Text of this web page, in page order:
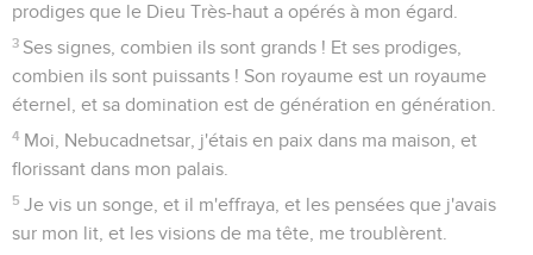
prodiges que le Dieu Très-haut a opérés à mon égard.
3 Ses signes, combien ils sont grands ! Et ses prodiges,
combien ils sont puissants ! Son royaume est un royaume
éternel, et sa domination est de génération en génération.
4 Moi, Nebucadnetsar, j'étais en paix dans ma maison, et
florissant dans mon palais.
5 Je vis un songe, et il m'effraya, et les pensées que j'avais
sur mon lit, et les visions de ma tête, me troublèrent.